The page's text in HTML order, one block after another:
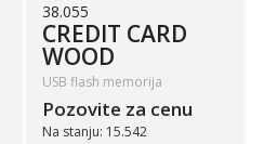
38.055
CREDIT CARD
WOOD
USB flash memorija
Pozovite za cenu
Na stanju: 15.542